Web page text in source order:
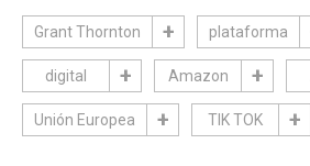
Grant Thornton plataforma
digital Amazon
Unión Europea TIK TOK